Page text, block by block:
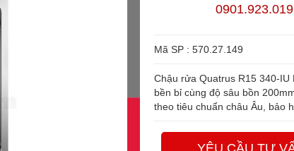
Mã SP : 570.27.149
Chậu rửa Quatrus R15 340-IU
bền bỉ cùng độ sâu bồn
theo tiêu chuẩn châu Âu, bảo
YÊU CẦU TƯ